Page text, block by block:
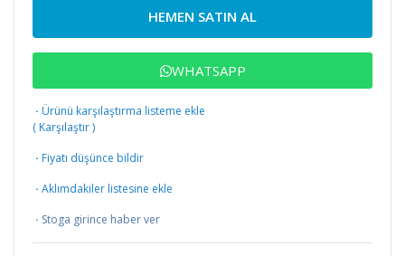
HEMEN SATIN AL
WHATSAPP
· Ürünü karşılaştırma listeme ekle
( Karşılaştır)
· Fiyatı düşünce bildir
· Aklımdakiler listesine ekle
· Stoga girince haber ver